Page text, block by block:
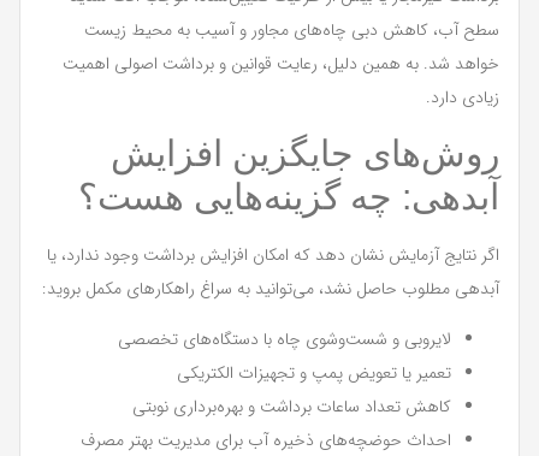
سطح آب، کاهش دبی چاه‌های مجاور و آسیب به محیط زیست
خواهد شد. به همین دلیل، رعایت قوانین و برداشت اصولی اهمیت
زیادی دارد.
روش‌های جایگزین افزایش
آبدهی: چه گزینه‌هایی هست؟
اگر نتایج آزمایش نشان دهد که امکان افزایش برداشت وجود ندارد، یا
آبدهی مطلوب حاصل نشد، می‌توانید به سراغ راهکارهای مکمل بروید:
لایروبی و شست‌وشوی چاه با دستگاه‌های تخصصی
تعمیر یا تعویض پمپ و تجهیزات الکتریکی
کاهش تعداد ساعات برداشت و بهره‌برداری نوبتی
احداث حوضچه‌های ذخیره آب برای مدیریت بهتر مصرف